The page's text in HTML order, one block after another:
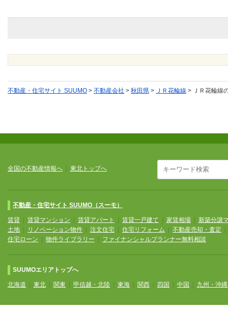
不動産・住宅サイト SUUMO > 不動産会社 > 秋田県 > ＪＲ花輪線 > ＪＲ花輪線
全国の不動産情報へ 東北トップへ
不動産・住宅サイト SUUMO（スーモ）
賃貸 賃貸マンション 賃貸アパート 賃貸一戸建て 家賃相場
新築分譲
土地
リノベーション物件 注文住宅 住宅リフォーム 不動産売却・査定
住宅ローン
物件ライブラリー ファイナンシャルプランナー無料相談
SUUMOエリアトップへ
北海道 東北 関東 甲信越・北陸 東海 関西 四国 中国 九州・沖縄